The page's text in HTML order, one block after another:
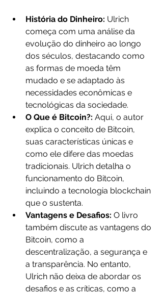
História do Dinheiro: Ulrich
começa com uma análise da
evolução do dinheiro ao longo
dos séculos, destacando como
as formas de moeda têm
mudado e se adaptado às
necessidades econômicas e
tecnológicas da sociedade.
O Que é Bitcoin?: Aqui, o autor
explica o conceito de Bitcoin,
suas características únicas e
como ele difere das moedas
tradicionais. Ulrich detalha o
funcionamento do Bitcoin,
incluindo a tecnologia blockchain
que o sustenta.
Vantagens e Desafios: O livro
também discute as vantagens do
Bitcoin, como a
descentralização, a segurança e
a transparência. No entanto,
Ulrich não deixa de abordar os
desafios e as críticas, como a